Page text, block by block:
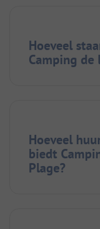
Hoeveel
Camping de
Hoeveel
biedt
Plage?